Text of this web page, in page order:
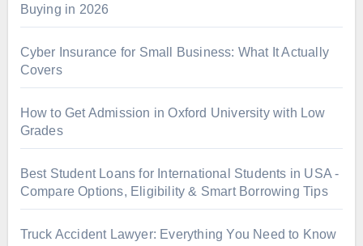
Buying in 2026
Cyber Insurance for Small Business: What It Actually
Covers
How to Get Admission in Oxford University with Low
Grades
Best Student Loans for International Students in USA -
Compare Options, Eligibility & Smart Borrowing Tips
Truck Accident Lawyer: Everything You Need to Know